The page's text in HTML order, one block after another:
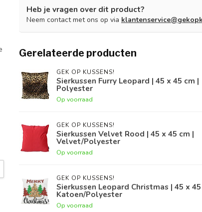
Heb je vragen over dit product?
Neem contact met ons op via
Gerelateerde producten
GEK OP KUSSENS!
Sierkussen Furry Leopard | 45 x 45 cm |
Polyester
Op voorraad
GEK OP KUSSENS!
Sierkussen Velvet Rood | 45 x 45 cm |
Velvet/Polyester
Op voorraad
GEK OP KUSSENS!
Sierkussen Leopard Christmas | 45 x
Katoen/Polyester
Op voorraad